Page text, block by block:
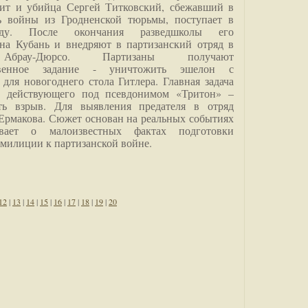
и убийца Сергей Титковский, сбежавший в
войны из Гродненской тюрьмы, поступает в
После окончания разведшколы его
Кубань и внедряют в партизанский отряд в
Дюрсо. Партизаны получают
задание - уничтожить эшелон с
новогоднего стола Гитлера. Главная задача
действующего под псевдонимом «Тритон» –
взрыв. Для выявления предателя в отряд
Сюжет основан на реальных событиях
о малоизвестных фактах подготовки
к партизанской войне.
| 13 | 14| 15 | 16| 17| 18| 19|20